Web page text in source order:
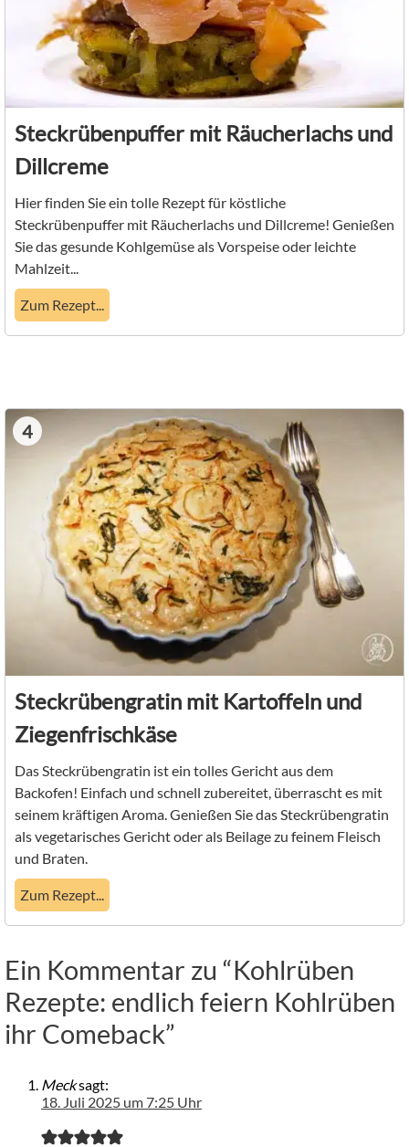
Steckrübenpuffer mit Räucherlachs und
Dillcreme
Hier finden Sie ein tolle Rezept für köstliche
Steckrübenpuffer mit Räucherlachs und Dillcreme! Genießen
Sie das gesunde Kohlgemüse als Vorspeise oder leichte
Mahlzeit...
Zum Rezept...
4
Steckrübengratin mit Kartoffeln und
Ziegenfrischkäse
Das Steckrübengratin ist ein tolles Gericht aus dem
Backofen! Einfach und schnell zubereitet, überrascht es mit
seinem kräftigen Aroma. Genießen Sie das Steckrübengratin
als vegetarisches Gericht oder als Beilage zu feinem Fleisch
und Braten.
Zum Rezept...
Ein Kommentar zu “Kohlrüben
Rezepte: endlich feiern Kohlrüben
ihr Comeback”
Mecksagt:
18. Juli 2025 um 7:25 Uhr